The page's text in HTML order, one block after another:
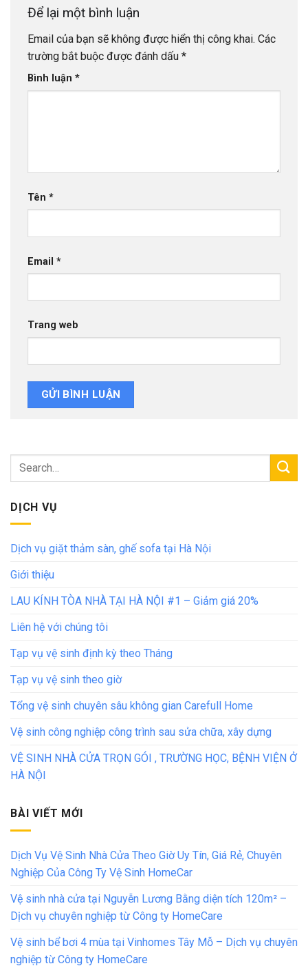
Để lại một bình luận
Email của bạn sẽ không được hiển thị công khai. Các
trường bắt buộc được đánh dấu *
Bình luận *
Tên *
Email *
Trang web
DỊCH VỤ
Dịch vụ giặt thảm sàn, ghế sofa tại Hà Nội
Giới thiệu
LAU KÍNH TÒA NHÀ TẠI HÀ NỘI #1 – Giảm giá 20%
Liên hệ với chúng tôi
Tạp vụ vệ sinh định kỳ theo Tháng
Tạp vụ vệ sinh theo giờ
Tổng vệ sinh chuyên sâu không gian Carefull Home
Vệ sinh công nghiệp công trình sau sửa chữa, xây dựng
VỆ SINH NHÀ CỬA TRỌN GÓI , TRƯỜNG HỌC, BỆNH VIỆN Ở
HÀ NỘI
BÀI VIẾT MỚI
Dịch Vụ Vệ Sinh Nhà Cửa Theo Giờ Uy Tín, Giá Rẻ, Chuyên
Nghiệp Của Công Ty Vệ Sinh HomeCar
Vệ sinh nhà cửa tại Nguyễn Lương Bằng diện tích 120m² –
Dịch vụ chuyên nghiệp từ Công ty HomeCare
Vệ sinh bể bơi 4 mùa tại Vinhomes Tây Mỗ – Dịch vụ chuyên
nghiệp từ Công ty HomeCare